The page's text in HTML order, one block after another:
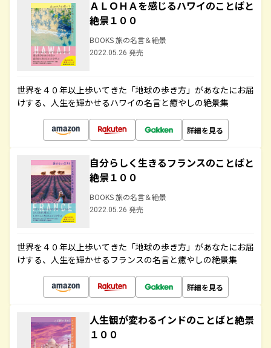
ＡＬＯＨＡを感じるハワイのことばと
絶景１００
BOOKS 旅の名言＆絶景
2022.05.26 発売
世界を４０年以上歩いてきた「地球の歩き方」があなたにお届
けする、人生を輝かせるハワイの名言と癒やしの絶景集
詳細を見る
自分らしく生きるフランスのことばと
絶景１００
BOOKS 旅の名言＆絶景
2022.05.26 発売
世界を４０年以上歩いてきた「地球の歩き方」があなたにお届
けする、人生を輝かせるフランスの名言と癒やしの絶景集
詳細を見る
人生観が変わるインドのことばと絶景
１００